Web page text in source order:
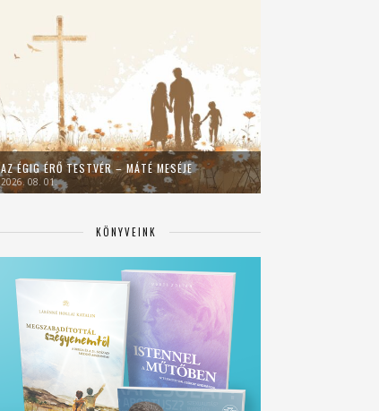
AZ ÉGIG ÉRŐ TESTVÉR – MÁTÉ MESÉJE
2026. 08. 01.
KÖNYVEINK